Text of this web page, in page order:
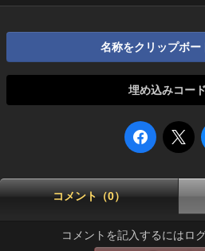
名称をクリップボー
埋め込みコー
コメント（0）
コメントを記入するにはロ